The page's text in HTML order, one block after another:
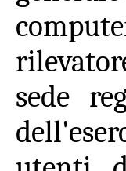
sede